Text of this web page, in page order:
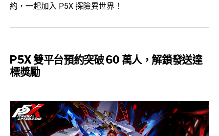
約，一起加入 P5X 探險異世界！
P5X 雙平台預約突破 60 萬人，解鎖發送達
標獎勵